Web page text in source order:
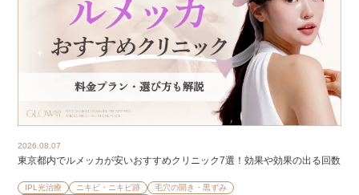
2026.08.07
東京都内でルメッカが安いおすすめクリニック7選！効果や効果の出る回数
IPL光治療 ニキビ・ニキビ跡
毛穴の開き・黒ずみ